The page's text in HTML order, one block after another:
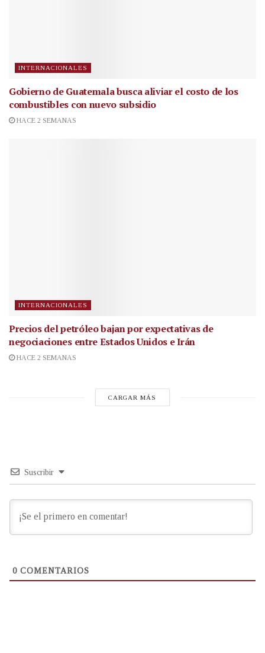
INTERNACIONALES
Gobierno de Guatemala busca aliviar el costo de los
combustibles con nuevo subsidio
HACE 2 SEMANAS
INTERNACIONALES
Precios del petróleo bajan por expectativas de
negociaciones entre Estados Unidos e Irán
HACE 2 SEMANAS
CARGAR MÁS
Suscribir
0 COMENTARIOS